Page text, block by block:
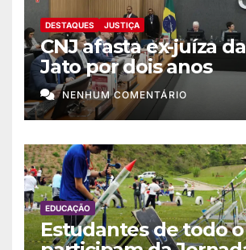
DESTAQUES JUSTIÇA
CNJ afasta ex-juíza
Jato por dois anos
NENHUM COMENTÁRIO
EDUCAÇÃO
Estudantes de todo